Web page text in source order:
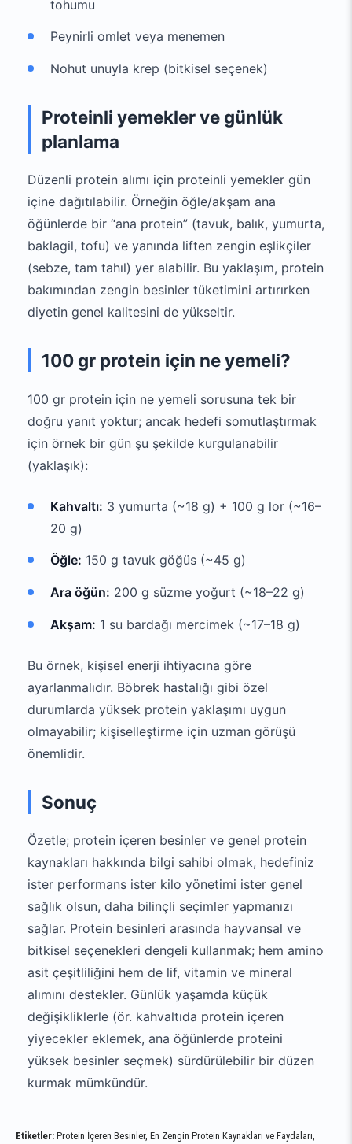
tohumu
Peynirli omlet veya menemen
Nohut unuyla krep (bitkisel seçenek)
Proteinli yemekler ve günlük
planlama
Düzenli protein alımı için proteinli yemekler gün
içine dağıtılabilir. Örneğin öğle/akşam ana
öğünlerde bir “ana protein” (tavuk, balık, yumurta,
baklagil, tofu) ve yanında liften zengin eşlikçiler
(sebze, tam tahıl) yer alabilir. Bu yaklaşım, protein
bakımından zengin besinler tüketimini artırırken
diyetin genel kalitesini de yükseltir.
100 gr protein için ne yemeli?
100 gr protein için ne yemeli sorusuna tek bir
doğru yanıt yoktur; ancak hedefi somutlaştırmak
için örnek bir gün şu şekilde kurgulanabilir
(yaklaşık):
Kahvaltı: 3 yumurta (~18 g) + 100 g lor (~16–
20 g)
Öğle: 150 g tavuk göğüs (~45 g)
Ara öğün: 200 g süzme yoğurt (~18–22 g)
Akşam: 1 su bardağı mercimek (~17–18 g)
Bu örnek, kişisel enerji ihtiyacına göre
ayarlanmalıdır. Böbrek hastalığı gibi özel
durumlarda yüksek protein yaklaşımı uygun
olmayabilir; kişiselleştirme için uzman görüşü
önemlidir.
Sonuç
Özetle; protein içeren besinler ve genel protein
kaynakları hakkında bilgi sahibi olmak, hedefiniz
ister performans ister kilo yönetimi ister genel
sağlık olsun, daha bilinçli seçimler yapmanızı
sağlar. Protein besinleri arasında hayvansal ve
bitkisel seçenekleri dengeli kullanmak; hem amino
asit çeşitliliğini hem de lif, vitamin ve mineral
alımını destekler. Günlük yaşamda küçük
değişikliklerle (ör. kahvaltıda protein içeren
yiyecekler eklemek, ana öğünlerde proteini
yüksek besinler seçmek) sürdürülebilir bir düzen
kurmak mümkündür.
Etiketler: Protein İçeren Besinler, En Zengin Protein Kaynakları ve Faydaları,